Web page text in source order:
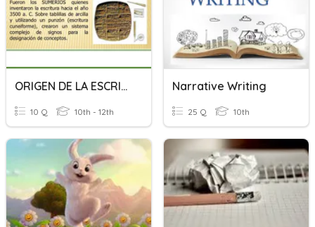
ORIGEN DE LA ESCRITURA
10 Q 10th - 12th
Narrative Writing
25 Q 10th